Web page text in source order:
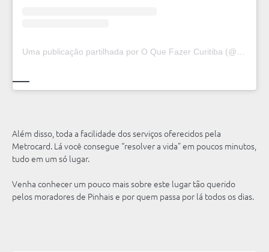
Além disso, toda a facilidade dos serviços oferecidos pela
Metrocard. Lá você consegue “resolver a vida” em poucos minutos,
tudo em um só lugar.
Venha conhecer um pouco mais sobre este lugar tão querido
pelos moradores de Pinhais e por quem passa por lá todos os dias.